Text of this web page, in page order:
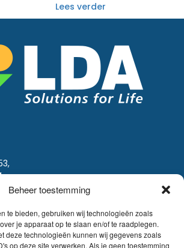
Beheer toestemming
te bieden, gebruiken wij technologieën zoals
je apparaat op te slaan en/of te raadplegen.
deze technologieën kunnen wij gegevens zoals
op deze site verwerken. Als je geen toestemming
Lees verder
7340 2410 9862